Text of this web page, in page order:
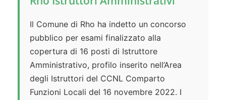
Il Comune di Rho ha indetto un concorso
pubblico per esami finalizzato alla
copertura di 16 posti di Istruttore
Amministrativo, profilo inserito nell’Area
degli Istruttori del CCNL Comparto
Funzioni Locali del 16 novembre 2022. I